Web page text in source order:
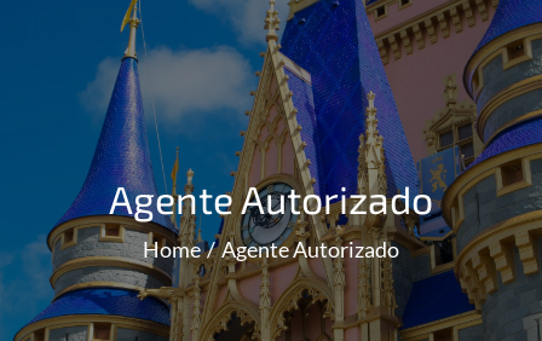
Agente Autorizado
Home Agente Autorizado